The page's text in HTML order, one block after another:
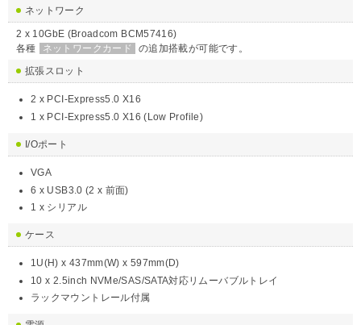
ネットワーク
2 x 10GbE (Broadcom BCM57416)
各種
ネットワークカード
の追加搭載が可能です。
拡張スロット
2 x PCI-Express5.0 X16
1 x PCI-Express5.0 X16 (Low Profile)
I/Oポート
VGA
6 x USB3.0 (2 x 前面)
1 x シリアル
ケース
1U(H) x 437mm(W) x 597mm(D)
10 x 2.5inch NVMe/SAS/SATA対応リムーバブルトレイ
ラックマウントレール付属